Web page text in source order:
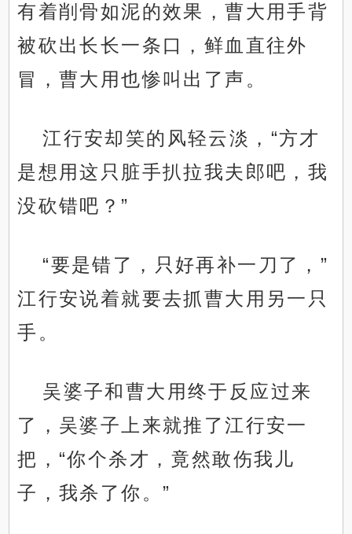
有着削骨如泥的效果，曹大用手背
被砍出长长一条口，鲜血直往外
冒，曹大用也惨叫出了声。
江行安却笑的风轻云淡，“方才
是想用这只脏手扒拉我夫郎吧，我
没砍错吧？”
“要是错了，只好再补一刀了，”
江行安说着就要去抓曹大用另一只
手。
吴婆子和曹大用终于反应过来
了，吴婆子上来就推了江行安一
把，“你个杀才，竟然敢伤我儿
子，我杀了你。”